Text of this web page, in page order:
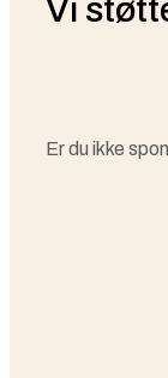
Vi
Er du ikke